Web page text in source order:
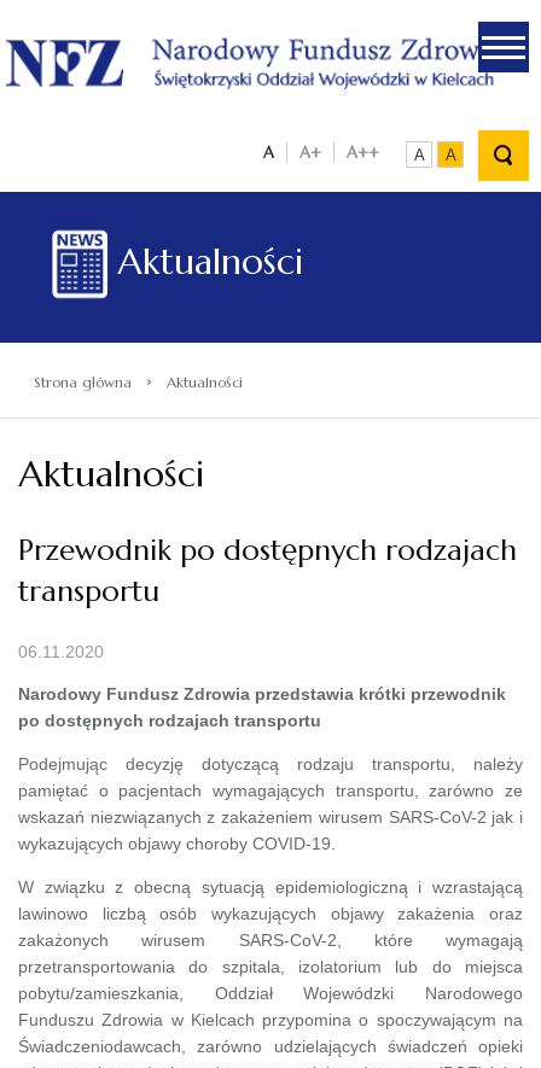
.
A A+ A++ A A
Aktualności
Strona główna › Aktualności
Aktualności
Przewodnik po dostępnych rodzajach
transportu
06.11.2020
Narodowy Fundusz Zdrowia przedstawia krótki przewodnik
po dostępnych rodzajach transportu
Podejmując decyzję dotyczącą rodzaju transportu, należy
pamiętać o pacjentach wymagających transportu, zarówno ze
wskazań niezwiązanych z zakażeniem wirusem SARS-CoV-2 jak i
wykazujących objawy choroby COVID-19.
W związku z obecną sytuacją epidemiologiczną i wzrastającą
lawinowo liczbą osób wykazujących objawy zakażenia oraz
zakażonych wirusem SARS-CoV-2, które wymagają
przetransportowania do szpitala, izolatorium lub do miejsca
pobytu/zamieszkania, Oddział Wojewódzki Narodowego
Funduszu Zdrowia w Kielcach przypomina o spoczywającym na
Świadczeniodawcach, zarówno udzielających świadczeń opieki